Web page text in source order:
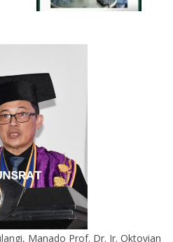
Manado Prof. Dr. Ir. Oktovian